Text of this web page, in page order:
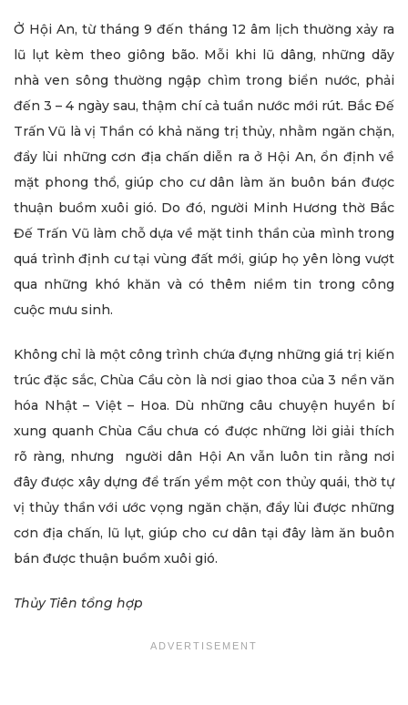
Ở Hội An, từ tháng 9 đến tháng 12 âm lịch thường xảy ra
lũ lụt kèm theo giông bão. Mỗi khi lũ dâng, những dãy
nhà ven sông thường ngập chìm trong biển nước, phải
đến 3 – 4 ngày sau, thậm chí cả tuần nước mới rút. Bắc Đế
Trấn Vũ là vị Thần có khả năng trị thủy, nhằm ngăn chặn,
đẩy lùi những cơn địa chấn diễn ra ở Hội An, ổn định về
mặt phong thổ, giúp cho cư dân làm ăn buôn bán được
thuận buồm xuôi gió. Do đó, người Minh Hương thờ Bắc
Đế Trấn Vũ làm chỗ dựa về mặt tinh thần của mình trong
quá trình định cư tại vùng đất mới, giúp họ yên lòng vượt
qua những khó khăn và có thêm niềm tin trong công
cuộc mưu sinh.
Không chỉ là một công trình chứa đựng những giá trị kiến
trúc đặc sắc, Chùa Cầu còn là nơi giao thoa của 3 nền văn
hóa Nhật – Việt – Hoa. Dù những câu chuyện huyền bí
xung quanh Chùa Cầu chưa có được những lời giải thích
rõ ràng, nhưng người dân Hội An vẫn luôn tin rằng nơi
đây được xây dựng để trấn yểm một con thủy quái, thờ tự
vị thủy thần với ước vọng ngăn chặn, đẩy lùi được những
cơn địa chấn, lũ lụt, giúp cho cư dân tại đây làm ăn buôn
bán được thuận buồm xuôi gió.
Thủy Tiên tổng hợp